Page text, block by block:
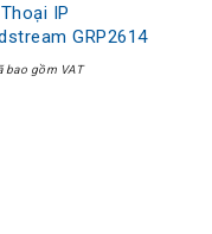
IP
GRP2614
bao gồm VAT